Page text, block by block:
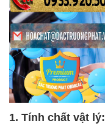
1. Tính chất vật lý: